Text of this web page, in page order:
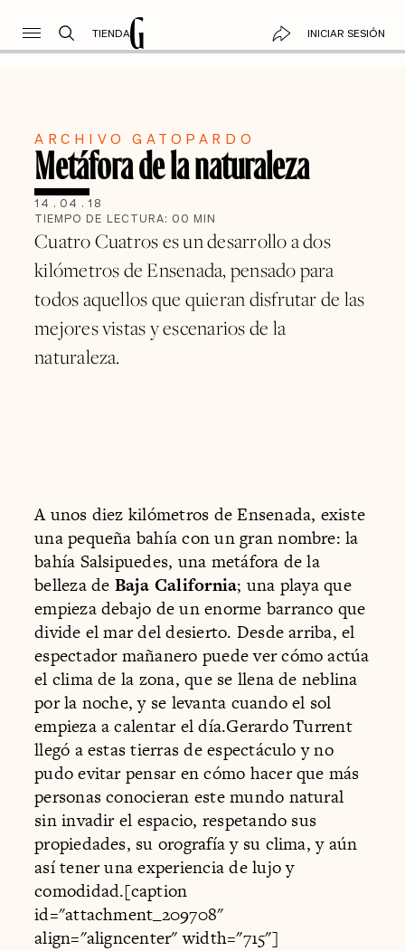
TIENDA INICIAR SESIÓN
ARCHIVO GATOPARDO
Metáfora de la naturaleza
14 . 04 . 18
TIEMPO DE LECTURA: 00 MIN
Cuatro Cuatros es un desarrollo a dos
kilómetros de Ensenada, pensado para
todos aquellos que quieran disfrutar de las
mejores vistas y escenarios de la
naturaleza.
A unos diez kilómetros de Ensenada, existe
una pequeña bahía con un gran nombre: la
bahía Salsipuedes, una metáfora de la
belleza de Baja California; una playa que
empieza debajo de un enorme barranco que
divide el mar del desierto. Desde arriba, el
espectador mañanero puede ver cómo actúa
el clima de la zona, que se llena de neblina
por la noche, y se levanta cuando el sol
empieza a calentar el día.Gerardo Turrent
llegó a estas tierras de espectáculo y no
pudo evitar pensar en cómo hacer que más
personas conocieran este mundo natural
sin invadir el espacio, respetando sus
propiedades, su orografía y su clima, y aún
así tener una experiencia de lujo y
comodidad.[caption
id="attachment_209708"
align="aligncenter" width="715"]